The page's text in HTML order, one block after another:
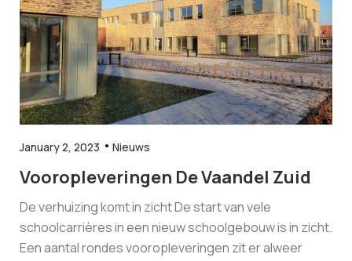
January 2, 2023 Nieuws
Vooropleveringen De Vaandel Zuid
De verhuizing komt in zicht De start van vele
schoolcarrières in een nieuw schoolgebouw is in zicht.
Een aantal rondes vooropleveringen zit er alweer